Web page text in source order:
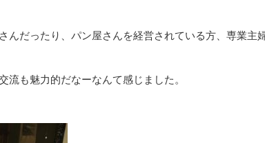
んだったり、パン屋さんを経営されている方、専業主
流も魅力的だなーなんて感じました。